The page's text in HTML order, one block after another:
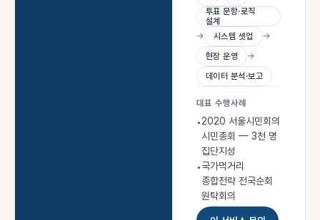
투표 문항·로직
설계
→
시스템 셋업
→
현장 운영
→
데이터 분석·보고
대표 수행사례
•2020 서울시민회의
시민총회 — 3천 명
집단지성
•국가먹거리
종합전략 전국순회
원탁회의